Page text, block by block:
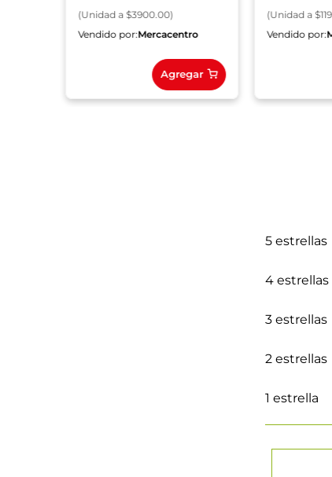
(Unidad a $3900.00)
Vendido por:Mercacentro
Agregar
(Unidada $
Vendido por:
5 estrellas
4 estrellas
3 estrellas
2 estrellas
1 estrella